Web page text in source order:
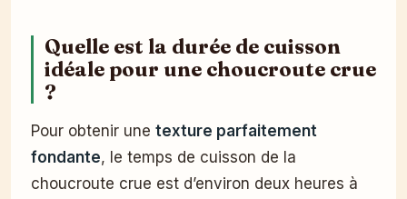
Quelle est la durée de cuisson
idéale pour une choucroute crue
?
Pour obtenir une texture parfaitement
fondante, le temps de cuisson de la
choucroute crue est d’environ deux heures à